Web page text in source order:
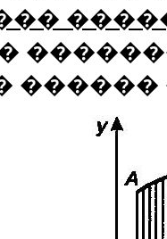
������